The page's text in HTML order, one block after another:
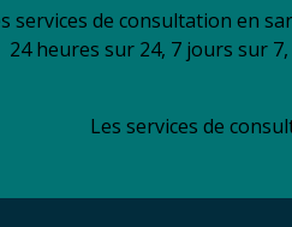
services de consultation en
24 heures sur 24, 7 jours sur
Les services de